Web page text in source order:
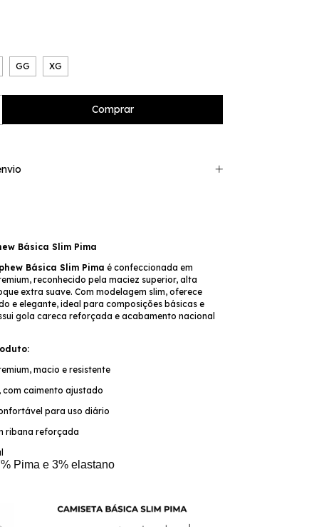
GG XG
Básica Slim Pima
Básica Slim Pima é confeccionada em
reconhecido pela maciez superior, alta
extra suave. Com modelagem slim, oferece
e elegante, ideal para composições básicas e
gola careca reforçada e acabamento nacional
macio e resistente
com caimento ajustado
para uso diário
ribana reforçada
Pima e 3% elastano